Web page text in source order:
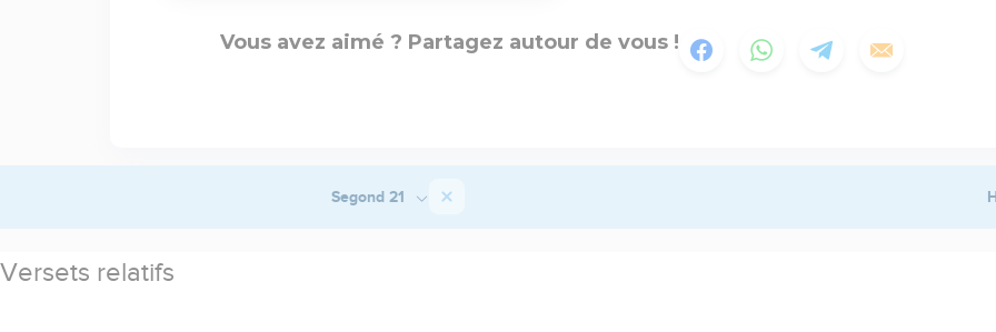
Vous avez aimé ? Partagez autour de vous !
Segond 21
Versets relatifs